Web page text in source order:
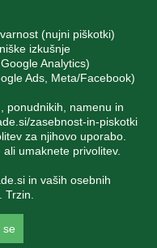
(nujni piškotki)
izkušnje
Analytics)
Ads, Meta/Facebook)
ponudnikih, namenu in
zasebnost-in-piskotki
za njihovo uporabo.
umaknete privolitev.
in vaših osebnih
se
21 11
V kolikor na naši
oziroma neustrezne
nam to sporočite na